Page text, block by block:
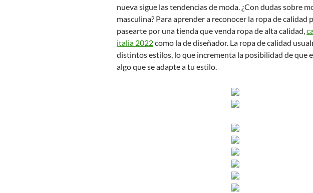
nueva sigue las tendencias de moda. ¿Con dudas sobre
masculina? Para aprender a reconocer la ropa de calidad
pasearte por una tienda que venda ropa de alta calidad,
italia 2022como la de diseñador. La ropa de calidad
distintos estilos, lo que incrementa la posibilidad de que
algo que se adapte a tu estilo.